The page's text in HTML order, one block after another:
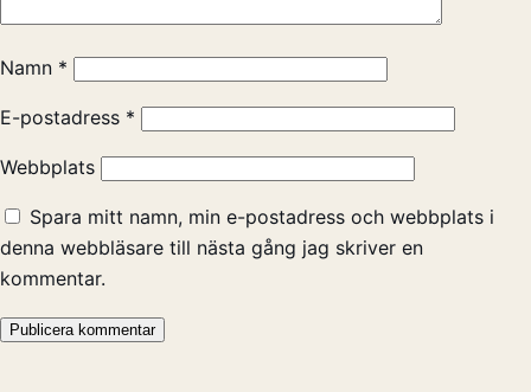
Namn *
E-postadress *
Webbplats
Spara mitt namn, min e-postadress och webbplats i
denna webbläsare till nästa gång jag skriver en
kommentar.